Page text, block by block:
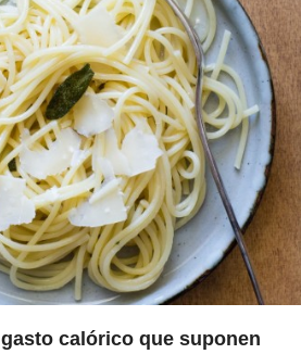
gasto calórico que suponen